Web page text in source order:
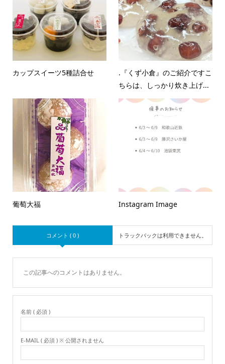
カップスイーツ5種詰合せ
.『くず小倉』のご紹介ですこ
ちらは、しっかり炊き上げ...
葡萄大福 Instagram Image
コメント ( 0 ) トラックバックは利用できません。
この記事へのコメントはありません。
名前 ( 必須 )
E-MAIL ( 必須 ) ※ 公開されません